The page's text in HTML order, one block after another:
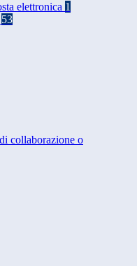
elettronica 1
53
collaborazione o